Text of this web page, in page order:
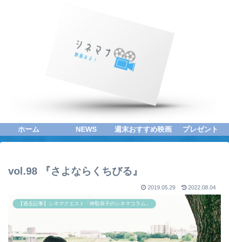
ホーム NEWS 週末おすすめ映画 プレゼント
vol.98 『さよならくちびる』
2019.05.29 2022.08.04
【過去記事】シネマクエスト「神取恭子のシネマコラム」